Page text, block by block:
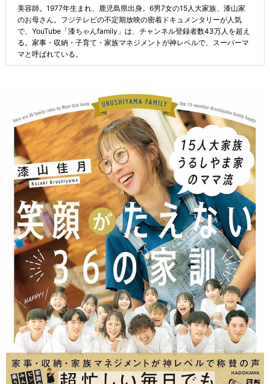
美容師。1977年生まれ、鹿児島県出身。6男7女の15人大家族、漆山家
のお母さん。フジテレビの不定期放映の密着ドキュメンタリーが人気
で、YouTube「漆ちゃんfamily」は、チャンネル登録者数43万人を超え
る。家事・収納・子育て・家族マネジメントが神レベルで、スーパーマ
マと呼ばれている。